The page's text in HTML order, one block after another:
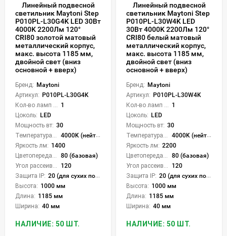
Линейный подвесной
светильник Maytoni Step
P010PL-L30G4K LED 30Вт
4000K 2200Лм 120°
CRI80 золотой матовый
металлический корпус,
макс. высота 1185 мм,
двойной свет (вниз
основной + вверх)
Бренд: Maytoni
Артикул: P010PL-L30G4K
Кол-во ламп или LED: 1
Цоколь: LED
Мощность вт: 30
Температура света:
4000K (нейтральный)
Яркость лм: 1400
Цветопередача (CRI):
80 (базовая)
Угол рассеивания света °:
120
Защита IP: 20 (для сухих пом.)
Высота: 1000 мм
Длина: 1185 мм
Ширина: 40 мм
НАЛИЧИЕ: 50 ШТ.
Линейный подвесной
светильник Maytoni Step
P010PL-L30W4K LED
30Вт 4000K 2200Лм 120°
CRI80 белый матовый
металлический корпус,
макс. высота 1185 мм,
двойной свет (вниз
основной + вверх)
Бренд: Maytoni
Артикул: P010PL-L30W4K
Кол-во ламп или LED: 1
Цоколь: LED
Мощность вт: 30
Температура света:
4000K (нейтральный)
Яркость лм: 2200
Цветопередача (CRI):
80 (базовая)
Угол рассеивания света °:
120
Защита IP: 20 (для сухих пом.)
Высота: 1000 мм
Длина: 1185 мм
Ширина: 40 мм
НАЛИЧИЕ: 50 ШТ.